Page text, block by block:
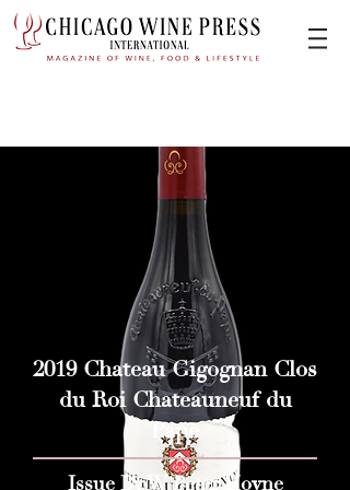
2019 Chateau Gigognan Clos
du Roi Chateauneuf du
Pape
Issue By W Peter Hoyne